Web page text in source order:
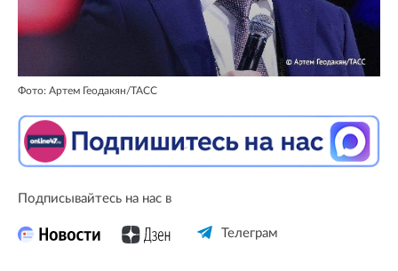
Фото: Артем Геодакян/ТАСС
Подписывайтесь на нас в
Телеграм